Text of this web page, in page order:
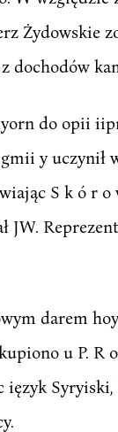
Żydowskie
dochodów
do opii
y uczynił
S k ó r
JW.
darem
u P. R